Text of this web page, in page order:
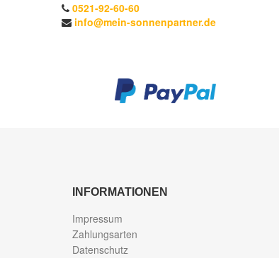
0521-92-60-60
info@mein-sonnenpartner.de
INFORMATIONEN
Impressum
Zahlungsarten
Datenschutz